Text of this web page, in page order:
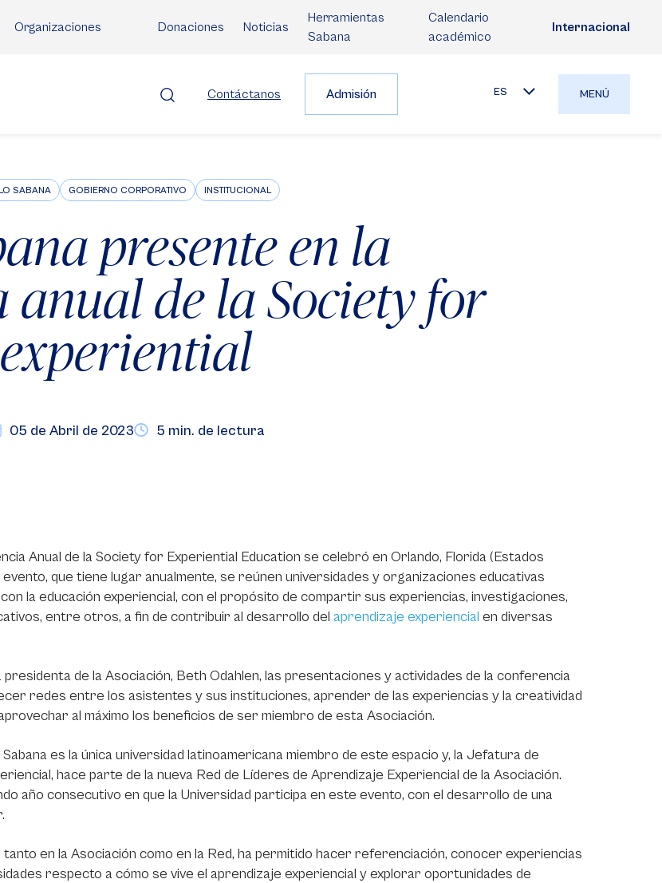
Organizaciones Donaciones Noticias
Herramientas
Sabana
Calendario
académico
Internacional
Contáctanos Admisión ES MENÚ
SABANA GOBIERNO CORPORATIVO INSTITUCIONAL
presente en la
anual de la Society for
experiential
05 de Abril de 2023 5 min. de lectura
Anual de la Society for Experiential Education se celebró en Orlando, Florida (Estados
evento, que tiene lugar anualmente, se reúnen universidades y organizaciones educativas
la educación experiencial, con el propósito de compartir sus experiencias, investigaciones,
entre otros, a fin de contribuir al desarrollo del aprendizaje experiencial en diversas
presidenta de la Asociación, Beth Odahlen, las presentaciones y actividades de la conferencia
redes entre los asistentes y sus instituciones, aprender de las experiencias y la creatividad
al máximo los beneficios de ser miembro de esta Asociación.
es la única universidad latinoamericana miembro de este espacio y, la Jefatura de
hace parte de la nueva Red de Líderes de Aprendizaje Experiencial de la Asociación.
año consecutivo en que la Universidad participa en este evento, con el desarrollo de una
tanto en la Asociación como en la Red, ha permitido hacer referenciación, conocer experiencias
respecto a cómo se vive el aprendizaje experiencial y explorar oportunidades de